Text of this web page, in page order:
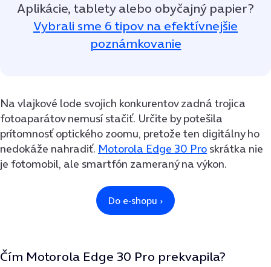
Aplikácie, tablety alebo obyčajný papier?
Vybrali sme 6 tipov na efektívnejšie
poznámkovanie
Na vlajkové lode svojich konkurentov zadná trojica
fotoaparátov nemusí stačiť. Určite by potešila
prítomnosť optického zoomu, pretože ten digitálny ho
nedokáže nahradiť. Motorola Edge 30 Pro skrátka nie
je fotomobil, ale smartfón zameraný na výkon.
Čím Motorola Edge 30 Pro prekvapila?